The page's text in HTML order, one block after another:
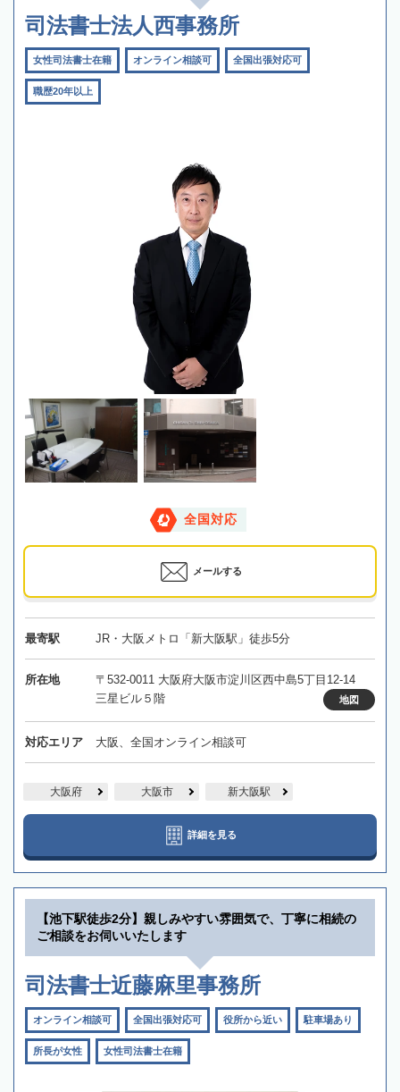
司法書士法人西事務所
女性司法書士在籍 オンライン相談可 全国出張対応可
職歴20年以上
全国対応
メールする
最寄駅 JR・大阪メトロ「新大阪駅」徒歩5分
所在地
〒532-0011 大阪府大阪市淀川区西中島5丁目12-14
三星ビル５階
地図
対応エリア 大阪、全国オンライン相談可
大阪府 大阪市 新大阪駅
詳細を見る
【池下駅徒歩2分】親しみやすい雰囲気で、丁寧に相続の
ご相談をお伺いいたします
司法書士近藤麻里事務所
オンライン相談可 全国出張対応可 役所から近い 駐車場あり
所長が女性 女性司法書士在籍